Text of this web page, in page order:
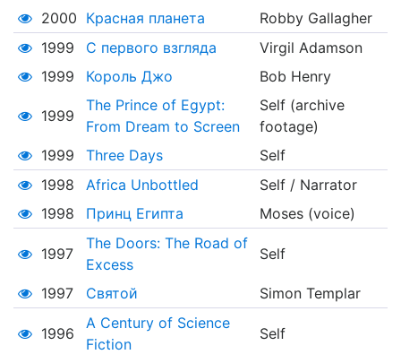
2000 Красная планета
Robby Gallagher
1999
С первого взгляда
Virgil Adamson
1999
Король Джо Bob Henry
1999
The Prince of Egypt:
From Dream to Screen
Self (archive
footage)
1999
Three Days
Self
1998
Africa Unbottled
Self / Narrator
1998
Принц Египта Moses (voice)
1997
The Doors: The Road of
Excess
Self
1997 Святой Simon Templar
1996
A Century of Science
Fiction
Self